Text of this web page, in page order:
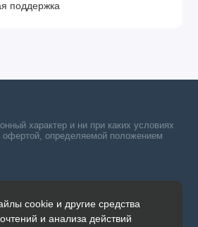
поддержка
cookie и другие средства
и анализа действий
характер и ни при каких условиях
офертой, определяемой положением